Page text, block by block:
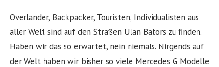
Overlander, Backpacker, Touristen, Individualisten aus
aller Welt sind auf den Straßen Ulan Bators zu finden.
Haben wir das so erwartet, nein niemals. Nirgends auf
der Welt haben wir bisher so viele Mercedes G Modelle